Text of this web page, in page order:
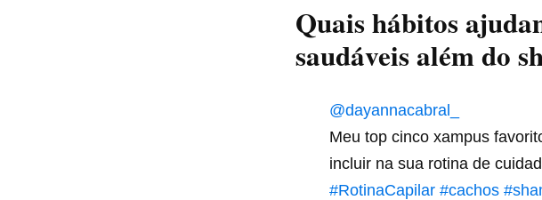
Quais hábitos
saudáveis além do
@dayannacabral_
Meu top cinco xampus
incluir na sua rotina de
#RotinaCapilar #cachos